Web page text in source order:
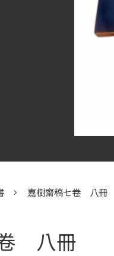
嘉樹齋稿七卷 八冊
八冊